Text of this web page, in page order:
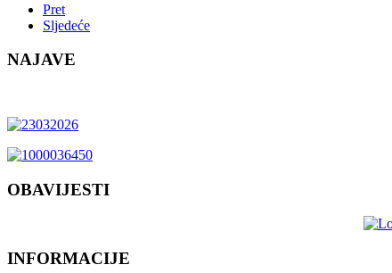
Pret
Sljedeće
NAJAVE
OBAVIJESTI
INFORMACIJE